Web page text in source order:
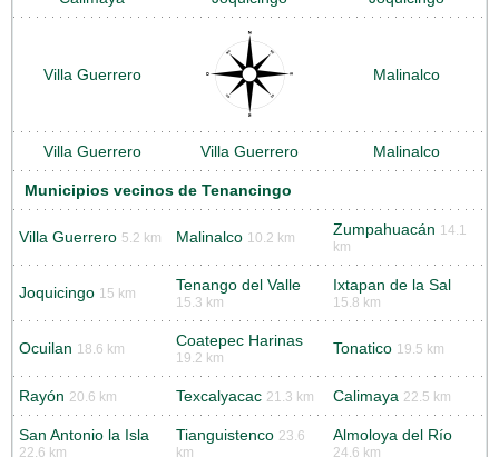
Villa Guerrero Malinalco
Villa Guerrero Villa Guerrero Malinalco
Municipios vecinos de Tenancingo
Villa Guerrero 5.2 km Malinalco 10.2 km Zumpahuacán 14.1
km
Joquicingo 15 km Tenango del Valle
15.3 km
Ixtapan de la Sal
15.8 km
Ocuilan 18.6 km Coatepec Harinas
19.2 km
Tonatico 19.5 km
Rayón 20.6 km Texcalyacac 21.3 km Calimaya 22.5 km
San Antonio la Isla
22.6 km
Tianguistenco 23.6
km
Almoloya del Río
24.6 km